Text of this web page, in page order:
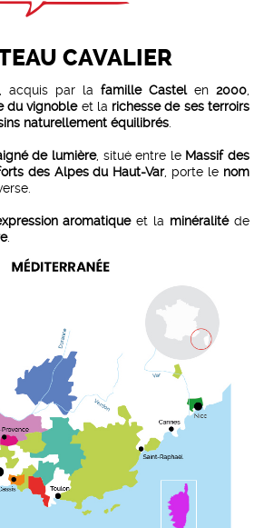
CAVALIER
, acquis par la famille Castelen 2000,
du vignobleet la richesse de ses terroirs
naturellement équilibrés.
de lumière, situé entre le Massif des
des Alpes du Haut-Var, porte le nom
aromatiqueet la minéralitéde
.